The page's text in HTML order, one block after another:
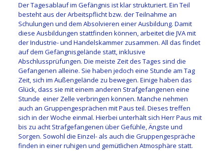
Der Tagesablauf im Gefängnis ist klar strukturiert. Ein Teil
besteht aus der Arbeitspflicht bzw. der Teilnahme an
Schulungen und dem Absolvieren einer Ausbildung. Damit
diese Ausbildungen stattfinden können, arbeitet die JVA mit
der Industrie- und Handelskammer zusammen. All das findet
auf dem Gefängnisgelände statt, inklusive
Abschlussprüfungen. Die meiste Zeit des Tages sind die
Gefangenen alleine. Sie haben jedoch eine Stunde am Tag
Zeit, sich im Außengelände zu bewegen. Einige haben das
Glück, dass sie mit einem anderen Strafgefangenen eine
Stunde einer Zelle verbringen können. Manche nehmen
auch an Gruppengesprächen mit Paus teil. Dieses treffen
sich in der Woche einmal. Hierbei unterhält sich Herr Paus mit
bis zu acht Strafgefangenen über Gefühle, Ängste und
Sorgen. Sowohl die Einzel- als auch die Gruppengespräche
finden in einer ruhigen und gemütlichen Atmosphäre statt.